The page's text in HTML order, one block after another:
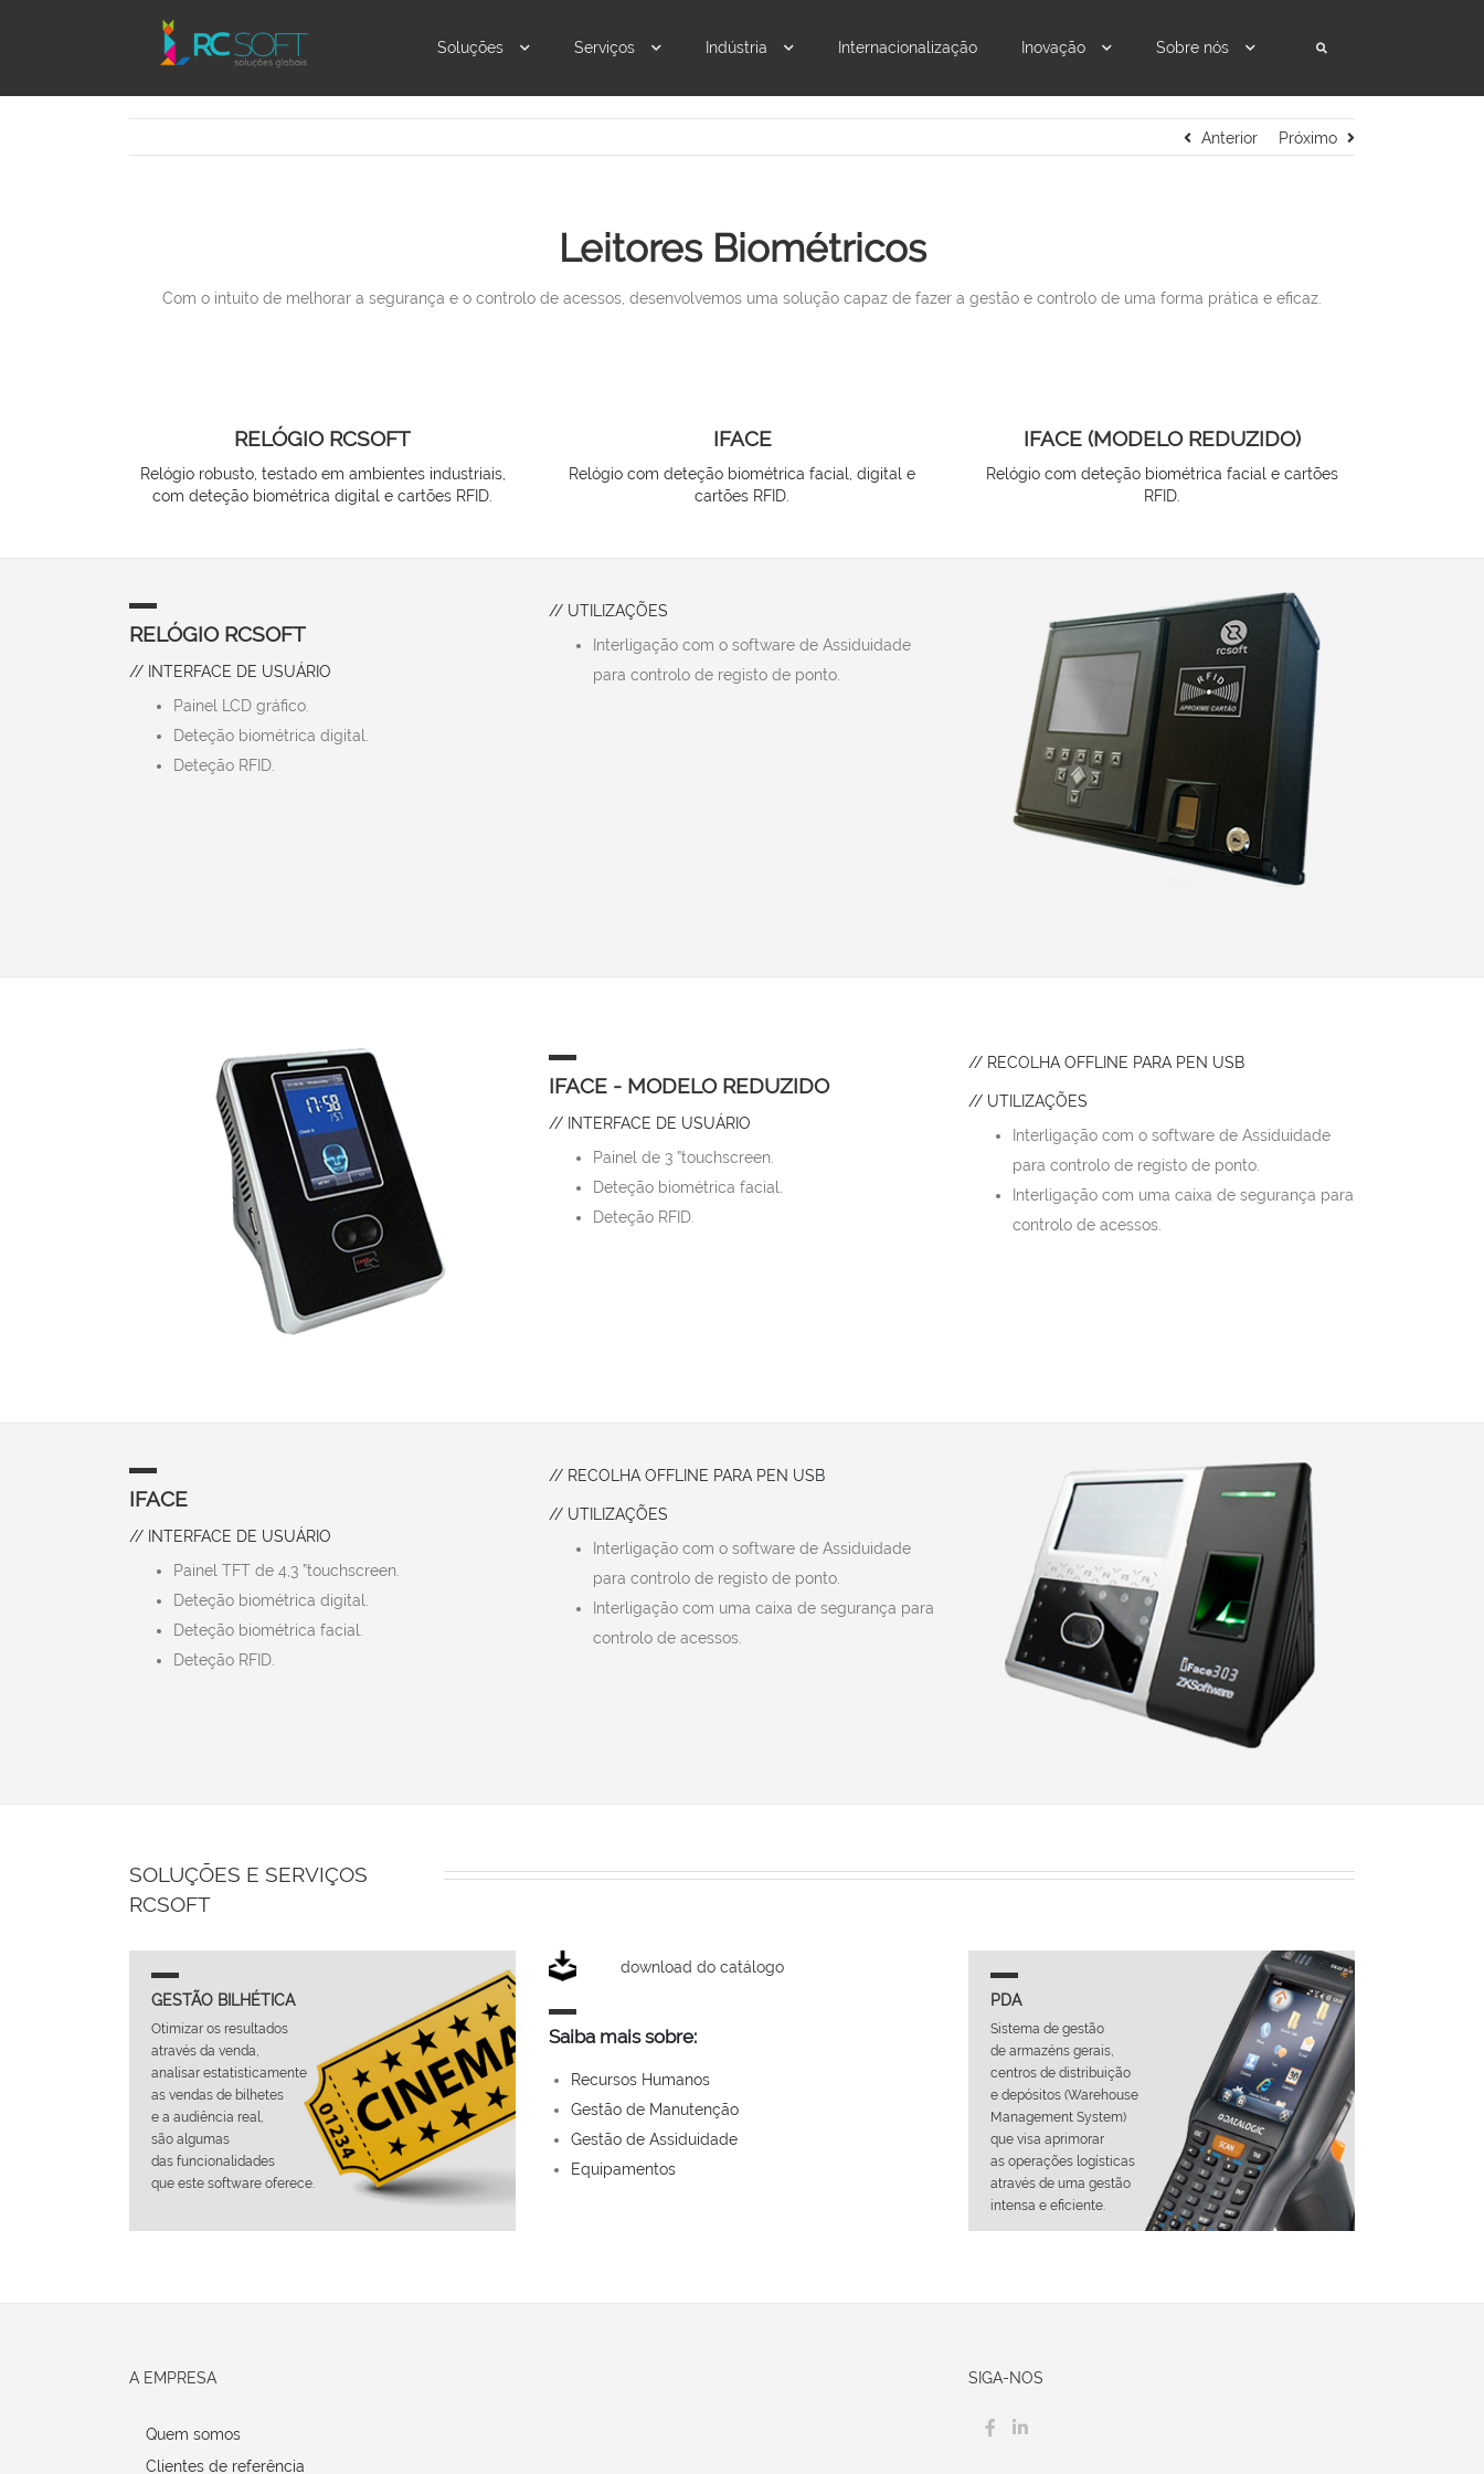
Soluções Serviços Indústria Internacionalização Inovação Sobre nós
Anterior Próximo
Leitores Biométricos
Com o intuito de melhorar a segurança e o controlo de acessos, desenvolvemos uma solução capaz de fazer a gestão e controlo de uma forma prática e eficaz.
RELÓGIO RCSOFT
Relógio robusto, testado em ambientes industriais,
com deteção biométrica digital e cartões RFID.
IFACE
Relógio com deteção biométrica facial, digital e
cartões RFID.
IFACE (MODELO REDUZIDO)
Relógio com deteção biométrica facial e cartões
RFID.
RELÓGIO RCSOFT
// INTERFACE DE USUÁRIO
Painel LCD gráfico.
Deteção biométrica digital.
Deteção RFID.
// UTILIZAÇÕES
Interligação com o software de Assiduidade
para controlo de registo de ponto.
IFACE - MODELO REDUZIDO
// INTERFACE DE USUÁRIO
Painel de 3 ”touchscreen.
Deteção biométrica facial.
Deteção RFID.
// RECOLHA OFFLINE PARA PEN USB
// UTILIZAÇÕES
Interligação com o software de Assiduidade
para controlo de registo de ponto.
Interligação com uma caixa de segurança para
controlo de acessos.
IFACE
// INTERFACE DE USUÁRIO
Painel TFT de 4,3 ”touchscreen.
Deteção biométrica digital.
Deteção biométrica facial.
Deteção RFID.
// RECOLHA OFFLINE PARA PEN USB
// UTILIZAÇÕES
Interligação com o software de Assiduidade
para controlo de registo de ponto.
Interligação com uma caixa de segurança para
controlo de acessos.
SOLUÇÕES E SERVIÇOS
RCSOFT
GESTÃO BILHÉTICA
Otimizar os resultados
através da venda,
analisar estatisticamente
as vendas de bilhetes
e a audiência real,
são algumas
das funcionalidades
que este software oferece.
download do catálogo
Saiba mais sobre:
Recursos Humanos
Gestão de Manutenção
Gestão de Assiduidade
Equipamentos
PDA
Sistema de gestão
de armazéns gerais,
centros de distribuição
e depósitos (Warehouse
Management System)
que visa aprimorar
as operações logísticas
através de uma gestão
intensa e eficiente.
A EMPRESA
Quem somos
Clientes de referência
SIGA-NOS